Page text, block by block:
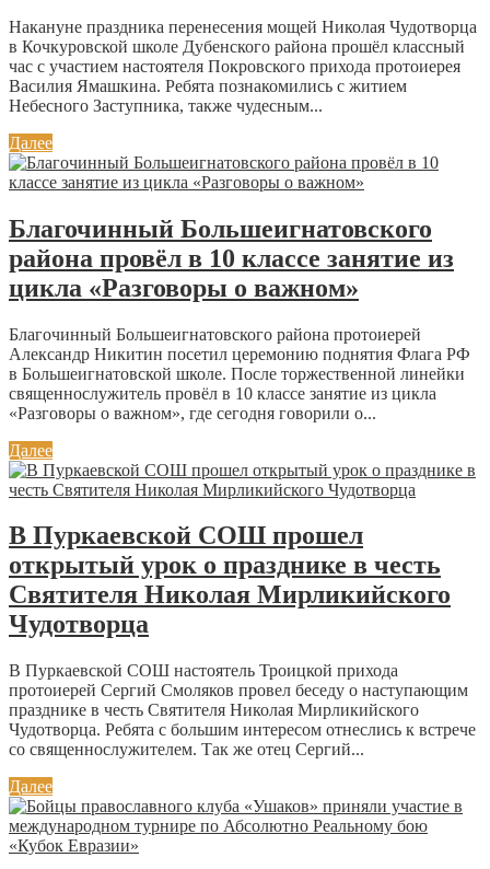
Накануне праздника перенесения мощей Николая Чудотворца
в Кочкуровской школе Дубенского района прошёл классный
час с участием настоятеля Покровского прихода протоиерея
Василия Ямашкина. Ребята познакомились с житием
Небесного Заступника, также чудесным...
Далее
Благочинный Большеигнатовского
района провёл в 10 классе занятие из
цикла «Разговоры о важном»
Благочинный Большеигнатовского района протоиерей
Александр Никитин посетил церемонию поднятия Флага РФ
в Большеигнатовской школе. После торжественной линейки
священнослужитель провёл в 10 классе занятие из цикла
«Разговоры о важном», где сегодня говорили о...
Далее
В Пуркаевской СОШ прошел
открытый урок о празднике в честь
Святителя Николая Мирликийского
Чудотворца
В Пуркаевской СОШ настоятель Троицкой прихода
протоиерей Сергий Смоляков провел беседу о наступающим
празднике в честь Святителя Николая Мирликийского
Чудотворца. Ребята с большим интересом отнеслись к встрече
со священнослужителем. Так же отец Сергий...
Далее